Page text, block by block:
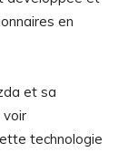
en
et sa
voir
technologie